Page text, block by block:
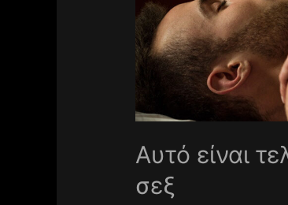
Αυτό είναι
σεξ